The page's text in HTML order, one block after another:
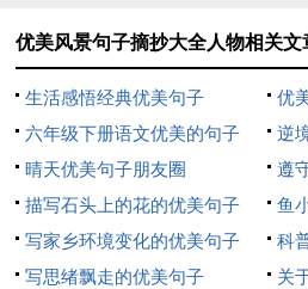
被寨边大榕树芒果园椰子林隐掩，满
了翠绿。
6. 清晨，一出家门就被一股强悍的狂
及。本来民湖路上的柳树，昨天还枝
让过路的行人慨叹她的刚强，耐寒，
扫，大大的眉叶在满街连滚带爬的呼
一吟，在出租车急速的轮胎下哭泣。
优美风景句子摘抄大全人物相关文
生活感悟经典优美句子
优
六年级下册语文优美的句子
逆
晴天优美句子朋友圈
遵
描写石头上的花的优美句子
鱼
写家乡环境变化的优美句子
科
写思绪飘走的优美句子
关